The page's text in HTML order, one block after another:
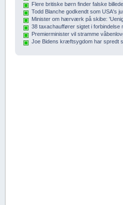
Flere britiske børn finder falske
Todd Blanche godkendt som USA's
Minister om hærværk på skibe:
38 taxachauffører sigtet i forbindelse
Premierminister vil stramme
Joe Bidens kræftsygdom har spredt